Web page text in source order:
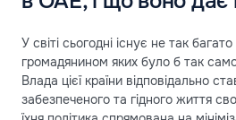
У світі сьогодні існує не так
громадянином яких було б так
Влада цієї країни відповідально
забезпеченого та гідного життя